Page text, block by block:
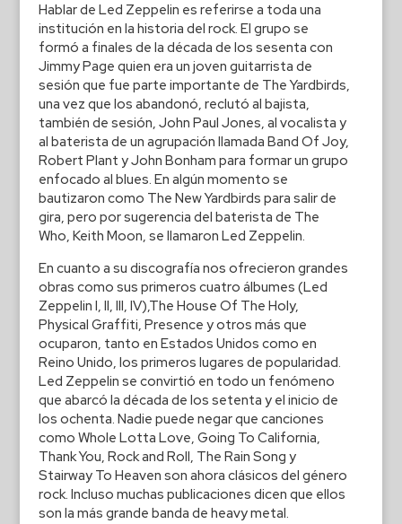
Hablar de Led Zeppelin es referirse a toda una
institución en la historia del rock. El grupo se
formó a finales de la década de los sesenta con
Jimmy Page quien era un joven guitarrista de
sesión que fue parte importante de The Yardbirds,
una vez que los abandonó, reclutó al bajista,
también de sesión, John Paul Jones, al vocalista y
al baterista de un agrupación llamada Band Of Joy,
Robert Plant y John Bonham para formar un grupo
enfocado al blues. En algún momento se
bautizaron como The New Yardbirds para salir de
gira, pero por sugerencia del baterista de The
Who, Keith Moon, se llamaron Led Zeppelin.
En cuanto a su discografía nos ofrecieron grandes
obras como sus primeros cuatro álbumes (Led
Zeppelin I, II, III, IV),The House Of The Holy,
Physical Graffiti, Presence y otros más que
ocuparon, tanto en Estados Unidos como en
Reino Unido, los primeros lugares de popularidad.
Led Zeppelin se convirtió en todo un fenómeno
que abarcó la década de los setenta y el inicio de
los ochenta. Nadie puede negar que canciones
como Whole Lotta Love, Going To California,
Thank You, Rock and Roll, The Rain Song y
Stairway To Heaven son ahora clásicos del género
rock. Incluso muchas publicaciones dicen que ellos
son la más grande banda de heavy metal.